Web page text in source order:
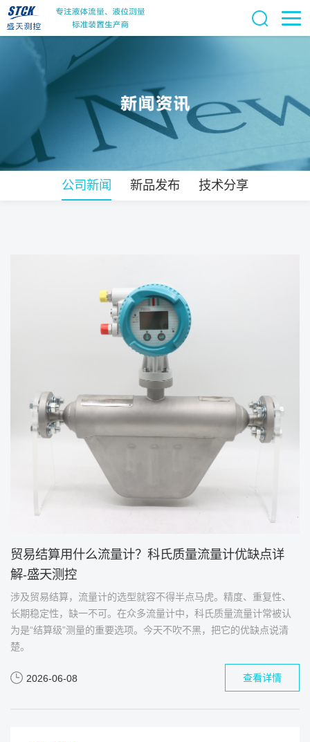
公司新闻 新品发布 技术分享
贸易结算用什么流量计？科氏质量流量计优缺点详
解-盛天测控
涉及贸易结算，流量计的选型就容不得半点马虎。精度、重复性、
长期稳定性，缺一不可。在众多流量计中，科氏质量流量计常被认
为是“结算级”测量的重要选项。今天不吹不黑，把它的优缺点说清
楚。
2026-06-08 查看详情